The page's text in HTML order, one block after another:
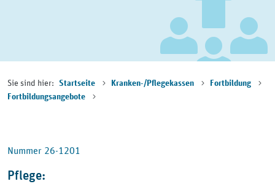
Sie sind hier: Startseite Kranken-/Pflegekassen
Fortbildung
Fortbildungsangebote
Nummer 26-1201
Pflege: